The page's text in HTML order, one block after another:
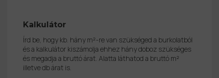
Kalkulátor
Írd be, hogy kb. hány m²-re van szükséged a burkolatból
és a kalkulátor kiszámolja ehhez hány doboz szükséges
és megadja a bruttó árat. Alatta láthatod a bruttó m²
illetve db árat is.